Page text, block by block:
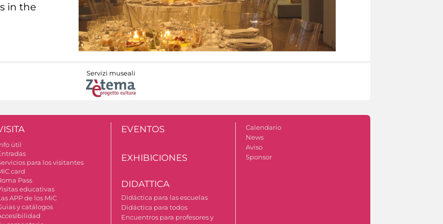
in the
Servizi museali
útil
para los visitantes
card
Pass
educativas
APP de los MiC
y catálogos
EVENTOS
EXHIBICIONES
DIDATTICA
Didáctica para las escuelas
Didáctica para todos
Encuentros para profesores y
Calendario
News
Aviso
Sponsor